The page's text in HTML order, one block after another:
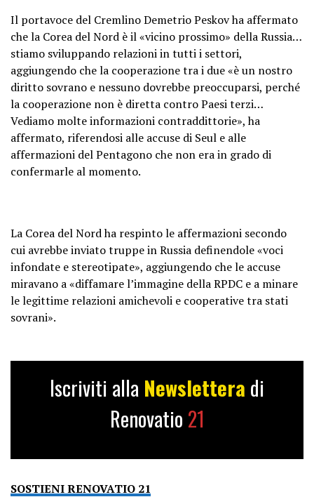
Il portavoce del Cremlino Demetrio Peskov ha affermato
che la Corea del Nord è il «vicino prossimo» della Russia…
stiamo sviluppando relazioni in tutti i settori,
aggiungendo che la cooperazione tra i due «è un nostro
diritto sovrano e nessuno dovrebbe preoccuparsi, perché
la cooperazione non è diretta contro Paesi terzi…
Vediamo molte informazioni contraddittorie», ha
affermato, riferendosi alle accuse di Seul e alle
affermazioni del Pentagono che non era in grado di
confermarle al momento.
La Corea del Nord ha respinto le affermazioni secondo
cui avrebbe inviato truppe in Russia definendole «voci
infondate e stereotipate», aggiungendo che le accuse
miravano a «diffamare l’immagine della RPDC e a minare
le legittime relazioni amichevoli e cooperative tra stati
sovrani».
Iscriviti alla Newslettera di
Renovatio 21
SOSTIENI RENOVATIO 21